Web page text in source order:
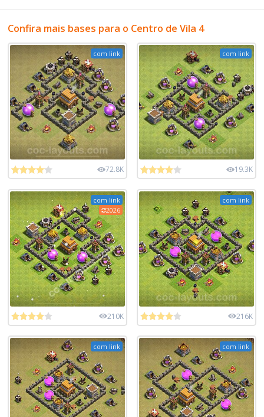
Confira mais bases para o Centro de Vila 4
com link
72.8K
com link
19.3K
com link
2026
210K
com link
216K
com link com link